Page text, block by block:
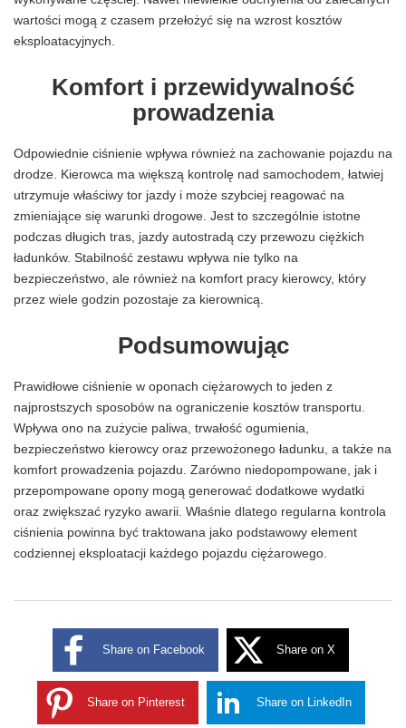
wartości mogą z czasem przełożyć się na wzrost kosztów
eksploatacyjnych.
Komfort i przewidywalność
prowadzenia
Odpowiednie ciśnienie wpływa również na zachowanie pojazdu na
drodze. Kierowca ma większą kontrolę nad samochodem, łatwiej
utrzymuje właściwy tor jazdy i może szybciej reagować na
zmieniające się warunki drogowe. Jest to szczególnie istotne
podczas długich tras, jazdy autostradą czy przewozu ciężkich
ładunków. Stabilność zestawu wpływa nie tylko na
bezpieczeństwo, ale również na komfort pracy kierowcy, który
przez wiele godzin pozostaje za kierownicą.
Podsumowując
Prawidłowe ciśnienie w oponach ciężarowych to jeden z
najprostszych sposobów na ograniczenie kosztów transportu.
Wpływa ono na zużycie paliwa, trwałość ogumienia,
bezpieczeństwo kierowcy oraz przewożonego ładunku, a także na
komfort prowadzenia pojazdu. Zarówno niedopompowane, jak i
przepompowane opony mogą generować dodatkowe wydatki
oraz zwiększać ryzyko awarii. Właśnie dlatego regularna kontrola
ciśnienia powinna być traktowana jako podstawowy element
codziennej eksploatacji każdego pojazdu ciężarowego.
Share on Facebook Share on X
Share on Pinterest Share on LinkedIn